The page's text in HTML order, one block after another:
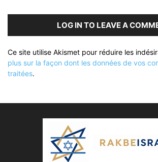
LOG IN TO LEAVE A
Ce site utilise Akismet pour réduire les
plus sur la façon dont les données de vos
traitées.